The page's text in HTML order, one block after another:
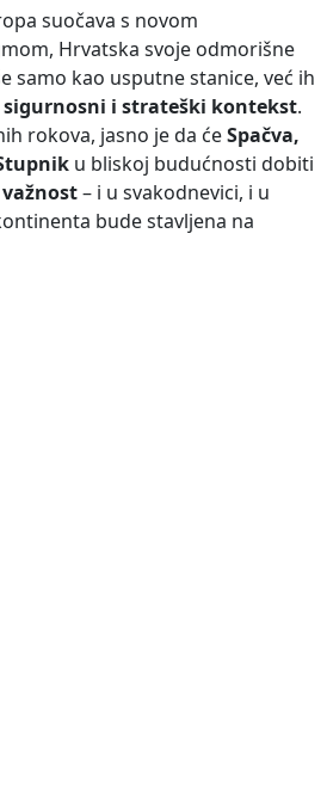
suočava s novom
Hrvatska svoje odmorišne
samo kao usputne stanice, već ih
i strateški kontekst.
rokova, jasno je da ćeSpačva,
u bliskoj budućnosti dobiti
– i u svakodnevici, i u
bude stavljena na